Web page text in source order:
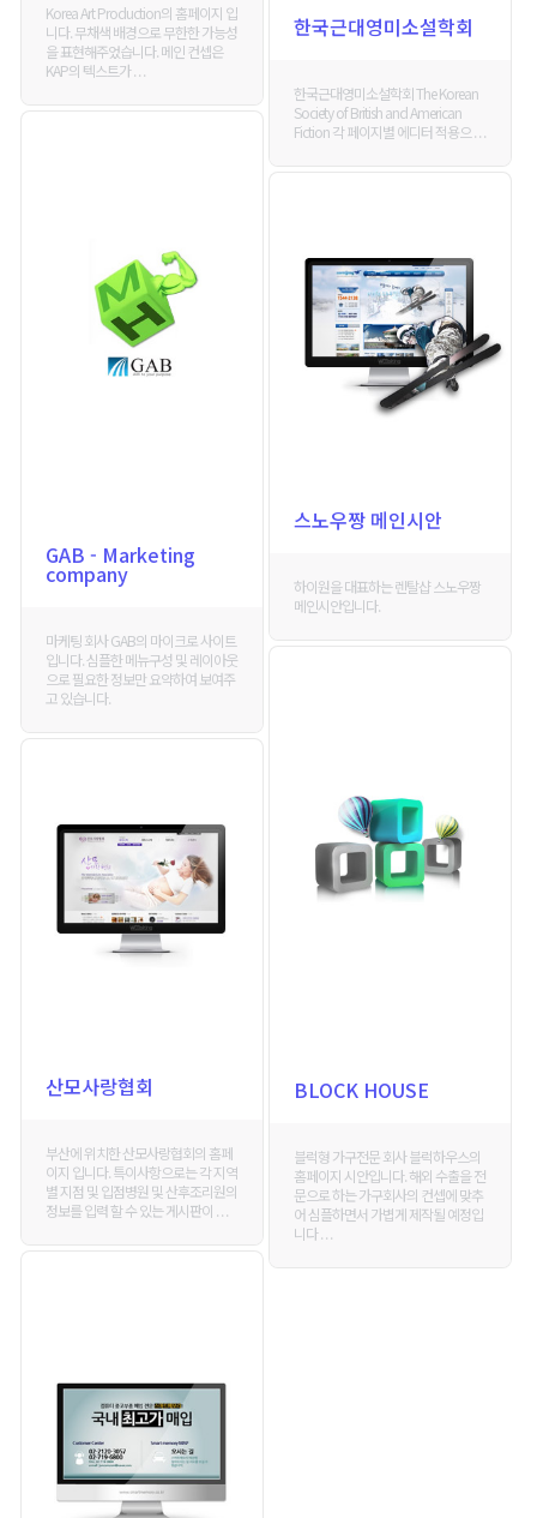
한국근대영미소설학회
한국근대영미소설학회 The Korean
Society of British and American
Fiction 각 페이지별 에디터 적용으 . . .
Korea Art Production의 홈페이지 입
니다. 무채색 배경으로 무한한 가능성
을 표현해주었습니다. 메인 컨셉은
KAP의 텍스트가 . . .
GAB - Marketing
company
마케팅 회사 GAB의 마이크로 사이트
입니다. 심플한 메뉴구성 및 레이아웃
으로 필요한 정보만 요약하여 보여주
고 있습니다.
스노우짱 메인시안
하이원을 대표하는 렌탈샵 스노우짱
메인시안입니다.
BLOCK HOUSE
블럭형 가구전문 회사 블럭하우스의
홈페이지 시안입니다. 해외 수출을 전
문으로 하는 가구회사의 컨셉에 맞추
어 심플하면서 가볍게 제작될 예정입
니다 . . .
산모사랑협회
부산에 위치한 산모사랑협회의 홈페
이지 입니다. 특이사항으로는 각 지역
별 지점 및 입점병원 및 산후조리원의
정보를 입력 할 수 있는 게시판이 . . .